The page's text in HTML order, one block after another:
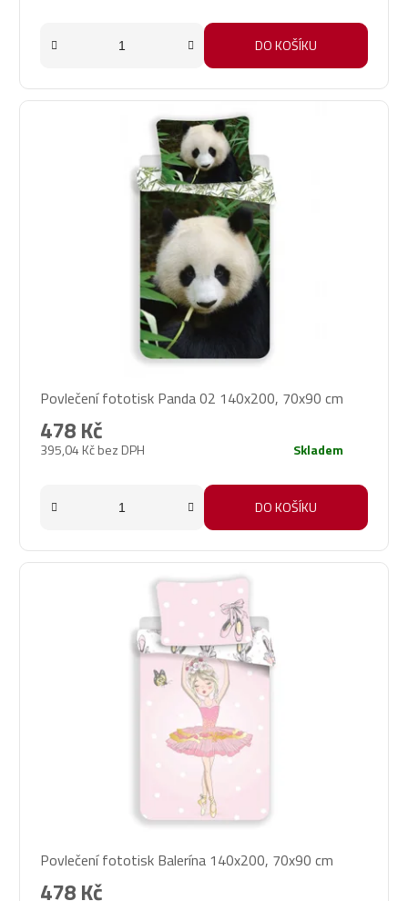
DO KOŠÍKU
Povlečení fototisk Panda 02 140x200, 70x90 cm
395,04 Kč bez DPH
478 Kč
Skladem
DO KOŠÍKU
Povlečení fototisk Balerína 140x200, 70x90 cm
478 Kč